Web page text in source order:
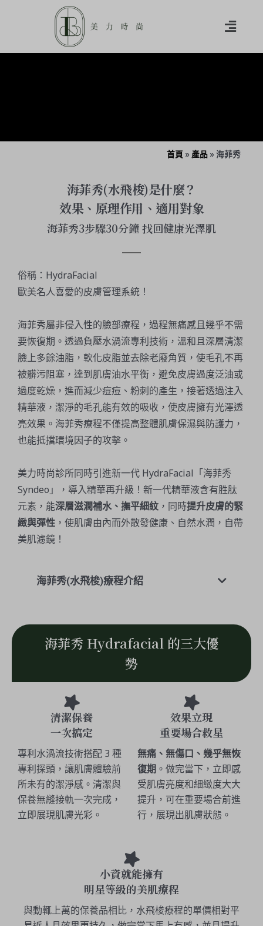
首頁 » 產品 »海菲秀
海菲秀(水飛梭)是什麼？
效果、原理作用、適用對象
海菲秀3步驟30分鐘 找回健康光澤肌
俗稱：HydraFacial
歐美名人喜愛的皮膚管理系統！
海菲秀屬非侵入性的臉部療程，過程無痛感且幾乎不需
要恢復期。透過負壓水渦流專利技術，溫和且深層清潔
臉上多餘油脂，軟化皮脂並去除老廢角質，使毛孔不再
被髒污阻塞，達到肌膚油水平衡，避免皮膚過度泛油或
過度乾燥，進而減少痘痘、粉刺的產生，接著透過注入
精華液，潔淨的毛孔能有效的吸收，使皮膚擁有光澤透
亮效果。海菲秀療程不僅提高整體肌膚保濕與防護力，
也能抵擋環境因子的攻擊。
美力時尚診所同時引進新一代 HydraFacial「海菲秀
Syndeo」，導入精華再升級！新一代精華液含有胜肽
元素，能深層滋潤補水、撫平細紋 ，同時提升皮膚的緊
緻與彈性 ，使肌膚由內而外散發健康、自然水潤，自帶
美肌濾鏡！
海菲秀(水飛梭)療程介紹
海菲秀 Hydrafacial 的三大優
勢
清潔保養
一次搞定
專利水渦流技術搭配 3 種
專利探頭，讓肌膚體驗前
所未有的潔淨感。清潔與
保養無縫接軌一次完成，
立即展現肌膚光彩。
效果立現
重要場合救星
無痛、無傷口、幾乎無恢
復期 。做完當下，立即感
受肌膚亮度和細緻度大大
提升，可在重要場合前進
行，展現出肌膚狀態。
小資就能擁有
明星等級的美肌療程
與動輒上萬的保養品相比，水飛梭療程的單價相對平